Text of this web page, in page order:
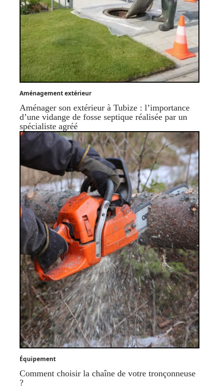
Aménagement extérieur
Aménager son extérieur à Tubize : l’importance
d’une vidange de fosse septique réalisée par un
spécialiste agréé
Équipement
Comment choisir la chaîne de votre tronçonneuse
?